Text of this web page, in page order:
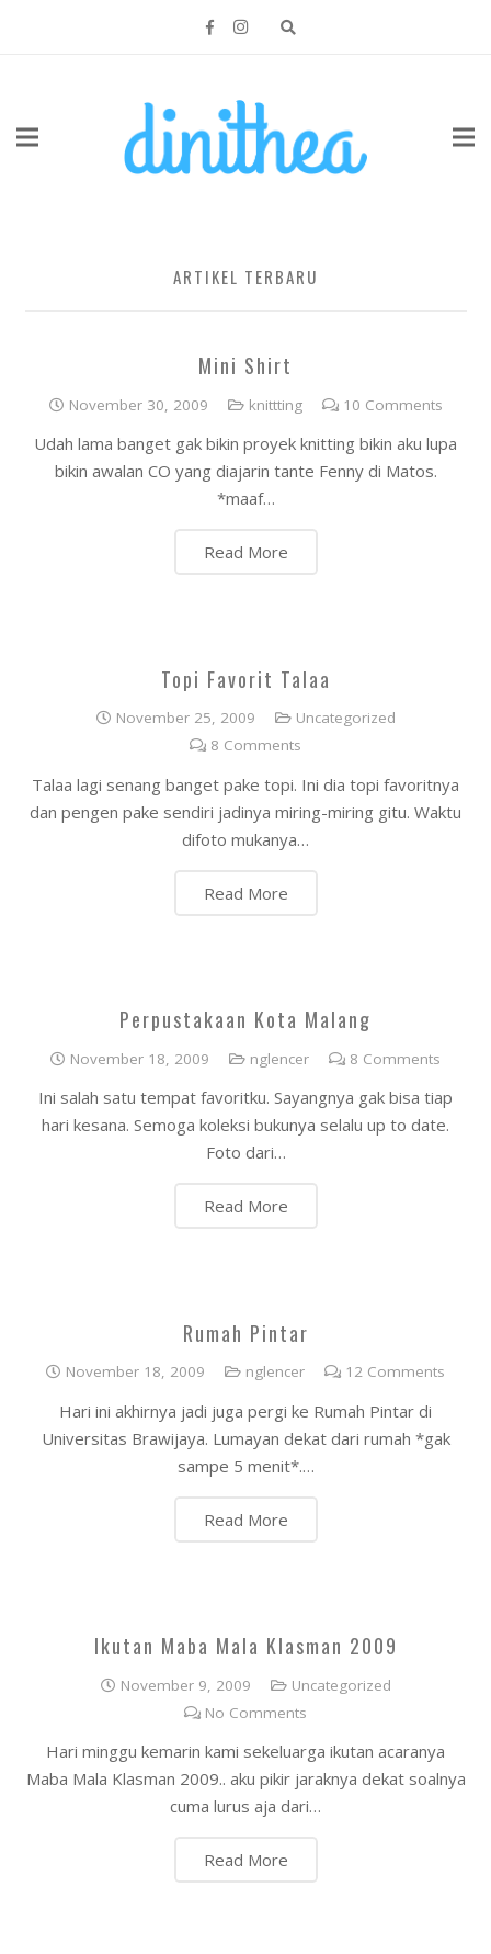
ARTIKEL TERBARU
Mini Shirt
November 30, 2009 knittting 10 Comments
Udah lama banget gak bikin proyek knitting bikin aku lupa
bikin awalan CO yang diajarin tante Fenny di Matos.
*maaf…
Read More
Topi Favorit Talaa
November 25, 2009
Uncategorized
8 Comments
Talaa lagi senang banget pake topi. Ini dia topi favoritnya
dan pengen pake sendiri jadinya miring-miring gitu. Waktu
difoto mukanya…
Read More
Perpustakaan Kota Malang
November 18, 2009 nglencer 8 Comments
Ini salah satu tempat favoritku. Sayangnya gak bisa tiap
hari kesana. Semoga koleksi bukunya selalu up to date.
Foto dari…
Read More
Rumah Pintar
November 18, 2009 nglencer 12 Comments
Hari ini akhirnya jadi juga pergi ke Rumah Pintar di
Universitas Brawijaya. Lumayan dekat dari rumah *gak
sampe 5 menit*.…
Read More
Ikutan Maba Mala Klasman 2009
November 9, 2009
Uncategorized
No Comments
Hari minggu kemarin kami sekeluarga ikutan acaranya
Maba Mala Klasman 2009.. aku pikir jaraknya dekat soalnya
cuma lurus aja dari…
Read More